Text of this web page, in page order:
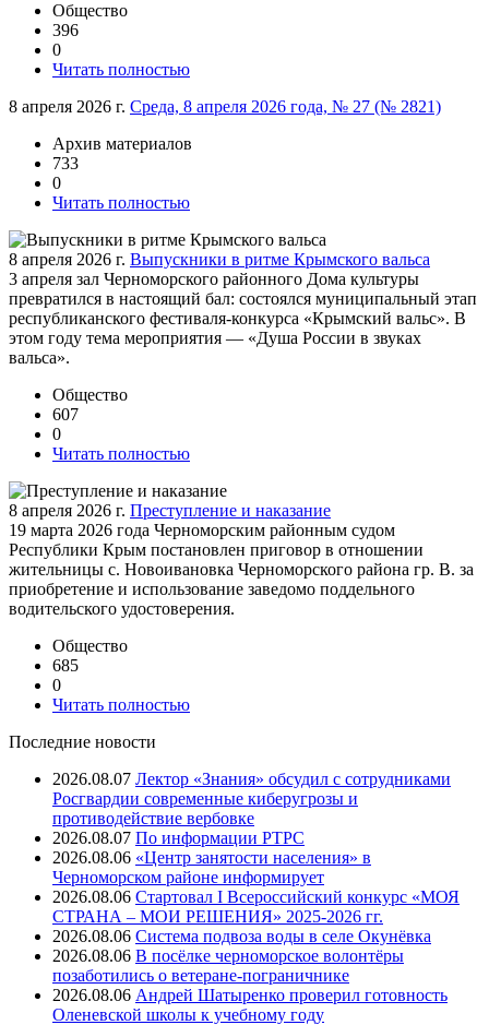
Общество
396
0
Читать полностью
8 апреля 2026 г. Среда, 8 апреля 2026 года, № 27 (№ 2821)
Архив материалов
733
0
Читать полностью
8 апреля 2026 г. Выпускники в ритме Крымского вальса
3 апреля зал Черноморского районного Дома культуры
превратился в настоящий бал: состоялся муниципальный этап
республиканского фестиваля-конкурса «Крымский вальс». В
этом году тема мероприятия — «Душа России в звуках
вальса».
Общество
607
0
Читать полностью
8 апреля 2026 г. Преступление и наказание
19 марта 2026 года Черноморским районным судом
Республики Крым постановлен приговор в отношении
жительницы с. Новоивановка Черноморского района гр. В. за
приобретение и использование заведомо поддельного
водительского удостоверения.
Общество
685
0
Читать полностью
Последние новости
2026.08.07 Лектор «Знания» обсудил с сотрудниками
Росгвардии современные киберугрозы и
противодействие вербовке
2026.08.07 ⁠По информации РТРС
2026.08.06 «Центр занятости населения» в
Черноморском районе информирует
2026.08.06 Стартовал I Всероссийский конкурс «МОЯ
СТРАНА – МОИ РЕШЕНИЯ» 2025-2026 гг.
2026.08.06 Система подвоза воды в селе Окунёвка
2026.08.06 В посёлке черноморское волонтёры
позаботились о ветеране-пограничнике
2026.08.06 Андрей Шатыренко проверил готовность
Оленевской школы к учебному году